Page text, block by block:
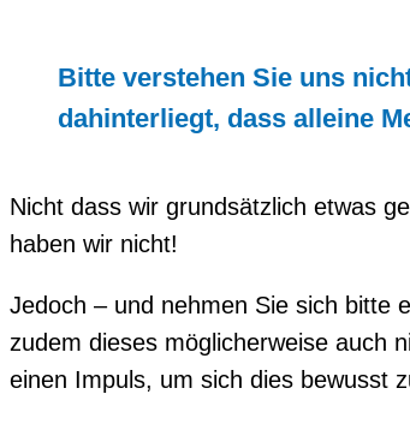
Bitte verstehen Sie uns
dahinterliegt, dass alleine
Nicht dass wir grundsätzlich etwas
haben wir nicht!
Jedoch – und nehmen Sie sich bitte
zudem dieses möglicherweise auch
einen Impuls, um sich dies bewusst